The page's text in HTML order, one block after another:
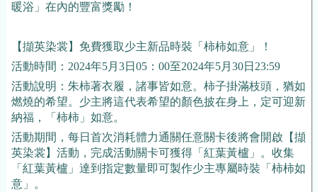
暖浴」在內的豐富獎勵！
【擷英染裳】免費獲取少主新品時裝「柿柿如意」！
活動時間：2024年5月3日05：00至2024年5月30日23:59
活動說明：朱柿著衣履，諸事皆如意。柿子掛滿枝頭，猶如
燃燒的希望。少主將這代表希望的顏色披在身上，定可迎新
納福，「柿柿」如意。
活動期間，每日首次消耗體力通關任意關卡後將會開啟【擷
英染裳】活動，完成活動關卡可獲得「紅葉黃櫨」。收集
「紅葉黃櫨」達到指定數量即可製作少主專屬時裝「柿柿如
意」。